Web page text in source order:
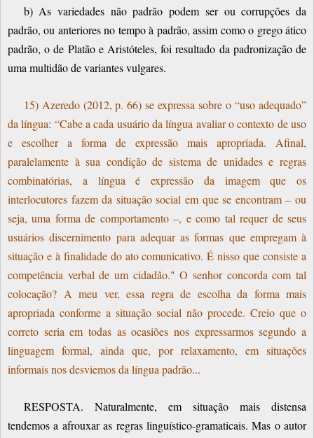
b) As variedades não padrão podem ser ou corrupções da
padrão, ou anteriores no tempo à padrão, assim como o grego ático
padrão, o de Platão e Aristóteles, foi resultado da padronização de
uma multidão de variantes vulgares.
15) Azeredo (2012, p. 66) se expressa sobre o “uso adequado”
da língua: “Cabe a cada usuário da língua avaliar o contexto de uso
e escolher a forma de expressão mais apropriada. Afinal,
paralelamente à sua condição de sistema de unidades e regras
combinatórias, a língua é expressão da imagem que os
interlocutores fazem da situação social em que se encontram – ou
seja, uma forma de comportamento –, e como tal requer de seus
usuários discernimento para adequar as formas que empregam à
situação e à finalidade do ato comunicativo. É nisso que consiste a
competência verbal de um cidadão." O senhor concorda com tal
colocação? A meu ver, essa regra de escolha da forma mais
apropriada conforme a situação social não procede. Creio que o
correto seria em todas as ocasiões nos expressarmos segundo a
linguagem formal, ainda que, por relaxamento, em situações
informais nos desviemos da língua padrão...
RESPOSTA. Naturalmente, em situação mais distensa
tendemos a afrouxar as regras linguístico-gramaticais. Mas o autor